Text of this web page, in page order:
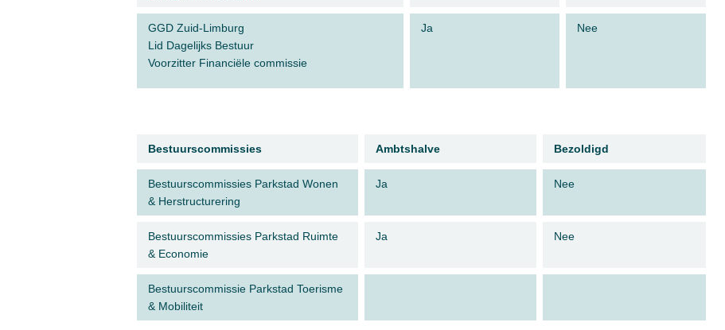
GGD Zuid-Limburg
Lid Dagelijks Bestuur
Voorzitter Financiële commissie
Ja Nee
Bestuurscommissies Ambtshalve Bezoldigd
Bestuurscommissies Parkstad Wonen
& Herstructurering
Ja Nee
Bestuurscommissies Parkstad Ruimte
& Economie
Ja Nee
Bestuurscommissie Parkstad Toerisme
& Mobiliteit